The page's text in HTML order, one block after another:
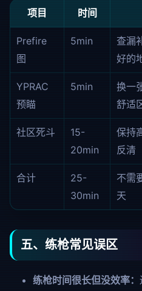
项目 时间
Prefire
图
5min
查漏
好的
YPRAC
预瞄
5min
换一
舒适
社区死斗
15-
20min
保持
反清
合计
25-
30min
不需
天
五、练枪常见误区
练枪时间很长但没效率：